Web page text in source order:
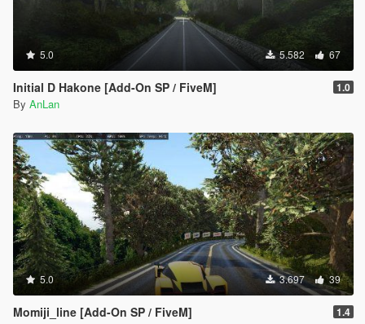
5.0 5.582 67
Initial D Hakone [Add-On SP / FiveM] 1.0
By AnLan
5.0 3.697 39
Momiji_line [Add-On SP / FiveM] 1.4